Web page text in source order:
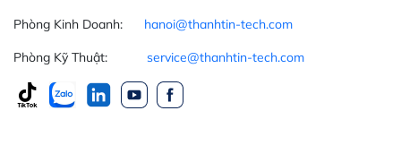
Phòng Kinh Doanh: hanoi@thanhtin-tech.com
Phòng Kỹ Thuật: service@thanhtin-tech.com